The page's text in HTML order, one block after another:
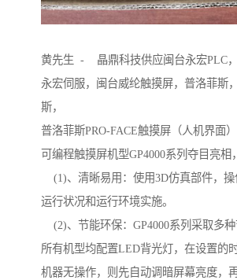
黄先生 - 晶鼎科技供应闽台永宏PLC，
永宏伺服，闽台威纶触摸屏，普洛菲斯
斯，
普洛菲斯PRO-FACE触摸屏（人机界面
可编程触摸屏机型GP4000系列夺目亮相
(1)、清晰易用：使用3D仿真部件，操
运行状况和运行环境实施。
(2)、节能环保：GP4000系列采取多
所有机型均配置LED背光灯，在设置的
机器无操作，则先自动调暗屏幕亮度，